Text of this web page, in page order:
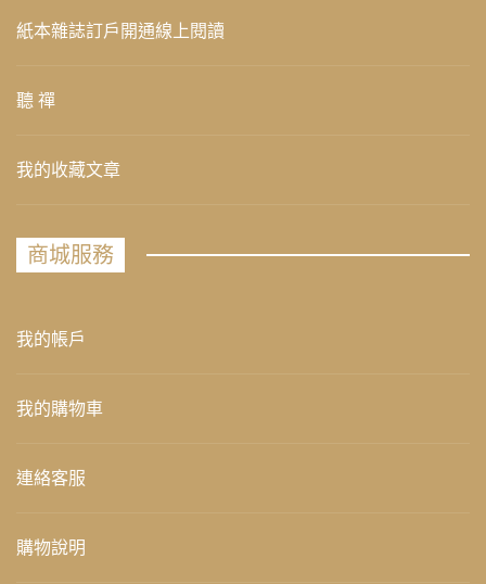
紙本雜誌訂戶開通線上閱讀
聽 禪
我的收藏文章
商城服務
我的帳戶
我的購物車
連絡客服
購物說明